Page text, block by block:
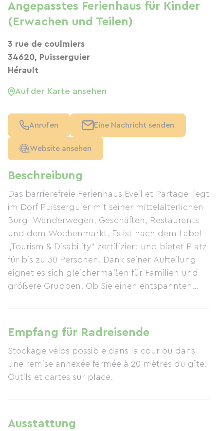
Beschreibung
Das barrierefreie Ferienhaus Eveil et Partage liegt
im Dorf Puisserguier mit seiner mittelalterlichen
Burg, Wanderwegen, Geschäften, Restaurants
und dem Wochenmarkt. Es ist nach dem Label
„Tourism & Disability“ zertifiziert und bietet Platz
für bis zu 30 Personen. Dank seiner Aufteilung
eignet es sich gleichermaßen für Familien und
größere Gruppen. Ob Sie einen entspannten
freuen uns auf Ihren Besuch. Der
rollstuhlgerechte Garten bietet Platz für große
und kleine Gruppen. Im Erdgeschoss befinden
sich ein geräumiges Esszimmer mit Kamin, ein
Wohn-/TV-Bereich, eine offene Küche, ein WC für
barrierefreiem Duschbad/WC. Im ersten Stock,
Empfang für Radreisende
Stockage vélos possible dans la cour ou dans
une remise annexée fermée à 20 mètres du gîte.
Outils et cartes sur place.
Ausstattung
Angepasstes Ferienhaus für Kinder
(Erwachen und Teilen)
3 rue de coulmiers
34620, Puisserguier
Hérault
Auf der Karte ansehen
Anrufen Eine Nachricht senden
Website ansehen